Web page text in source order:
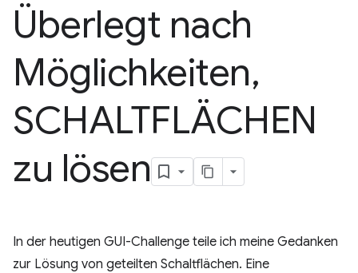
Überlegt nach
Möglichkeiten,
SCHALTFLÄCHEN
zu lösen
In der heutigen GUI-Challenge teile ich meine Gedanken
zur Lösung von geteilten Schaltflächen. Eine